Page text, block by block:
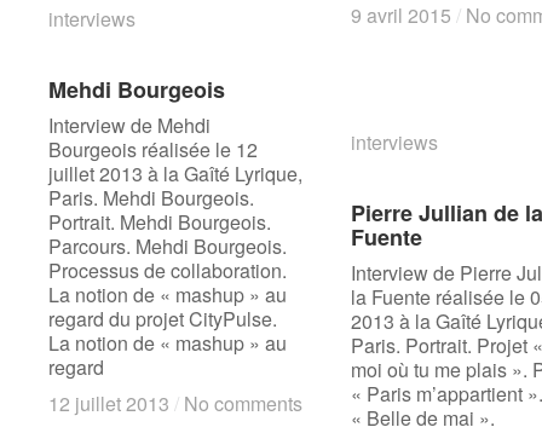
9 avril 2015 / No
9 avril 2015 / No
interviews
Mehdi Bourgeois
Interview de Mehdi
Bourgeois réalisée le 12
juillet 2013 à la Gaîté Lyrique,
Paris. Mehdi Bourgeois.
Portrait. Mehdi Bourgeois.
Parcours. Mehdi Bourgeois.
Processus de collaboration.
La notion de « mashup » au
regard du projet CityPulse.
La notion de « mashup » au
regard
12 juillet 2013 / No comments
interviews
Mehdi Bourgeois
12 juillet 2013 / No comments
interviews
Pierre Jullian de la
Fuente
Interview de Pierre
la Fuente réalisée le
2013 à la Gaîté
Paris. Portrait. Projet
moi où tu me plais ».
« Paris m’appartient
« Belle de mai ».
interviews
Pierre Jullian de la
Fuente